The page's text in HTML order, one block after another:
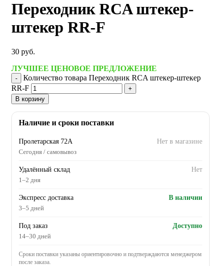
Переходник RCA штекер-
штекер RR-F
30 руб.
ЛУЧШЕЕ ЦЕНОВОЕ ПРЕДЛОЖЕНИЕ
Количество товара Переходник RCA штекер-штекер
RR-F
В корзину
Наличие и сроки поставки
Пролетарская 72А
Нет в магазине
Сегодня / самовывоз
Удалённый склад
Нет
1–2 дня
Экспресс доставка
В наличии
3–5 дней
Под заказ
Доступно
14–30 дней
Сроки поставки указаны ориентировочно и подтверждаются менеджером
после заказа.